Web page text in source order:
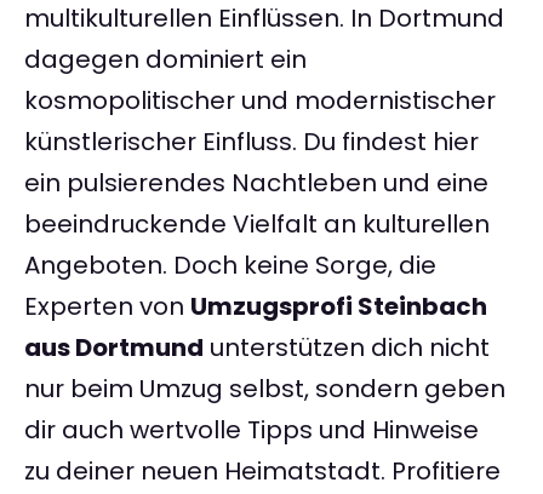
multikulturellen Einflüssen. In Dortmund
dagegen dominiert ein
kosmopolitischer und modernistischer
künstlerischer Einfluss. Du findest hier
ein pulsierendes Nachtleben und eine
beeindruckende Vielfalt an kulturellen
Angeboten. Doch keine Sorge, die
Experten von Umzugsprofi Steinbach
aus Dortmund unterstützen dich nicht
nur beim Umzug selbst, sondern geben
dir auch wertvolle Tipps und Hinweise
zu deiner neuen Heimatstadt. Profitiere